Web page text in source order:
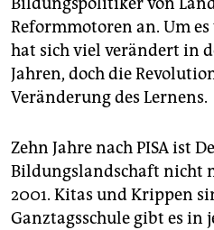
Reformmotoren an. Um es
hat sich viel verändert in
Jahren, doch die
Veränderung des Lernens.
Zehn Jahre nach PISA ist
Bildungslandschaft nicht
2001. Kitas und Krippen
Ganztagsschule gibt es in